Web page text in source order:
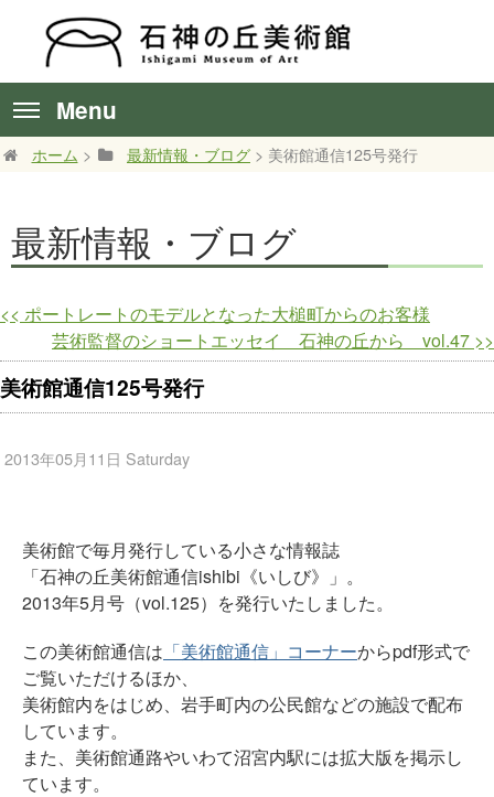
Menu
ホーム > 最新情報・ブログ > 美術館通信125号発行
最新情報・ブログ
<< ポートレートのモデルとなった大槌町からのお客様
芸術監督のショートエッセイ 石神の丘から vol.47 >>
美術館通信125号発行
2013年05月11日 Saturday
美術館で毎月発行している小さな情報誌
「石神の丘美術館通信ishibi《いしび》」。
2013年5月号（vol.125）を発行いたしました。
この美術館通信は 「美術館通信」コーナーからpdf形式で
ご覧いただけるほか、
美術館内をはじめ、岩手町内の公民館などの施設で配布
しています。
また、美術館通路やいわて沼宮内駅には拡大版を掲示し
ています。